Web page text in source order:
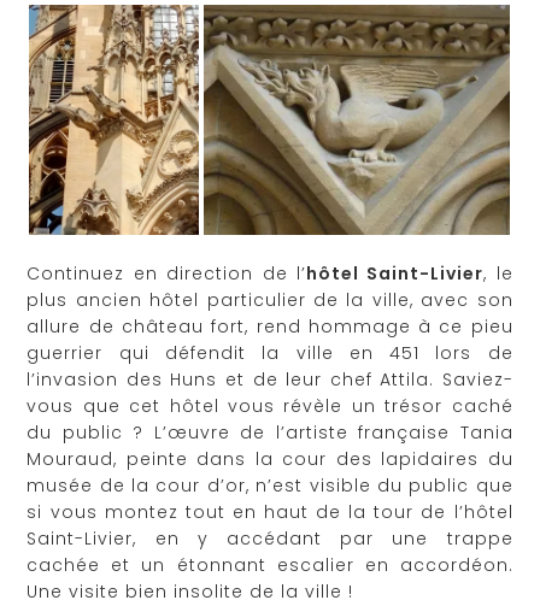
Continuez en direction de l’hôtel Saint-Livier, le
plus ancien hôtel particulier de la ville, avec son
allure de château fort, rend hommage à ce pieu
guerrier qui défendit la ville en 451 lors de
l’invasion des Huns et de leur chef Attila. Saviez-
vous que cet hôtel vous révèle un trésor caché
du public ? L’œuvre de l’artiste française Tania
Mouraud, peinte dans la cour des lapidaires du
musée de la cour d’or, n’est visible du public que
si vous montez tout en haut de la tour de l’hôtel
Saint-Livier, en y accédant par une trappe
cachée et un étonnant escalier en accordéon.
Une visite bien insolite de la ville !